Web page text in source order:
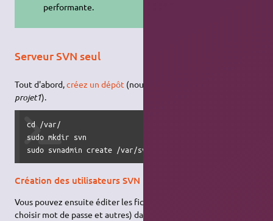
performante.
Serveur SVN seul
Tout d'abord,créez un dépôt (nous considérerons le répertoire
projet1).
cd /var/
sudo mkdir svn
sudo svnadmin create /var/svn/projet1
Création des utilisateurs SVN
Vous pouvez ensuite éditer les fichiers de configuration (pour
choisir mot de passe et autres) dans le répertoire créé (nous